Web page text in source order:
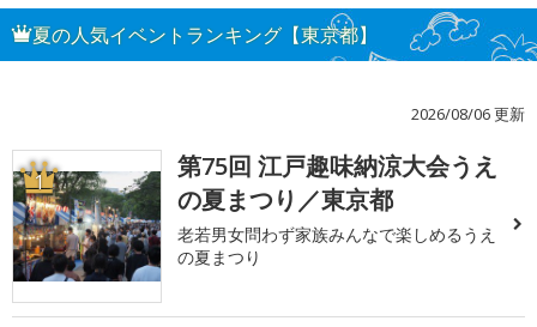
夏の人気イベントランキング【東京都】
2026/08/06 更新
1
第75回 江戸趣味納涼大会うえ
の夏まつり／東京都
老若男女問わず家族みんなで楽しめるうえ
の夏まつり